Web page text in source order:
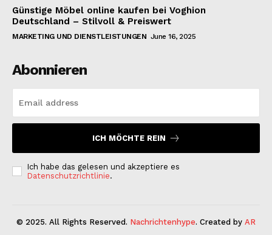
Günstige Möbel online kaufen bei Voghion
Deutschland – Stilvoll & Preiswert
MARKETING UND DIENSTLEISTUNGEN June 16, 2025
Abonnieren
ICH MÖCHTE REIN
Ich habe das gelesen und akzeptiere es
Datenschutzrichtlinie.
© 2025. All Rights Reserved. Nachrichtenhype. Created by AR